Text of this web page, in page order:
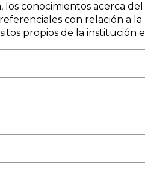
conocimientos acerca
con relación a la
propios de la institución
historiográfico.
la experiencia que
de Buenos Aires, en la
histórica y la tarea
eje estructurador de la
(UBA). Especialista y
en Bellas Artes